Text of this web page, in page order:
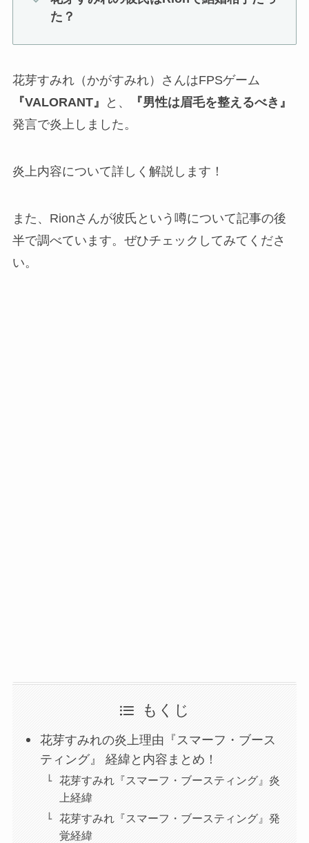
た？
花芽すみれ（かがすみれ）さんはFPSゲーム
『VALORANT』
と、
『男性は眉毛を整えるべき』
発言で炎上しました。
炎上内容について詳しく解説します！
また、Rionさんが彼氏という噂について記事の後
半で調べています。ぜひチェックしてみてくださ
い。
もくじ
花芽すみれの炎上理由『スマーフ・ブース
ティング』 経緯と内容まとめ！
花芽すみれ『スマーフ・ブースティング』炎
上経緯
花芽すみれ『スマーフ・ブースティング』発
覚経緯